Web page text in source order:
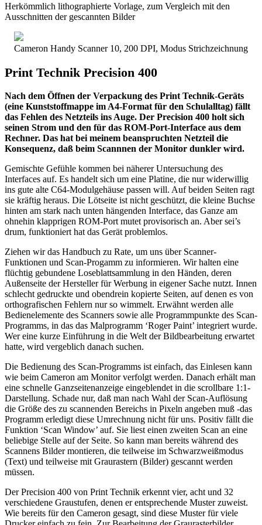
Herkömmlich lithographierte Vorlage, zum Vergleich mit den
Ausschnitten der gescannten Bilder
Cameron Handy Scanner 10, 200 DPI, Modus Strichzeichnung
Print Technik Precision 400
Nach dem Öffnen der Verpackung des Print Technik-Geräts
(eine Kunststoffmappe im A4-Format für den Schulalltag) fällt
das Fehlen des Netzteils ins Auge. Der Precision 400 holt sich
seinen Strom und den für das ROM-Port-Interface aus dem
Rechner. Das hat bei meinem beanspruchten Netzteil die
Konsequenz, daß beim Scannnen der Monitor dunkler wird.
Gemischte Gefühle kommen bei näherer Untersuchung des
Interfaces auf. Es handelt sich um eine Platine, die nur widerwillig
ins gute alte C64-Modulgehäuse passen will. Auf beiden Seiten ragt
sie kräftig heraus. Die Lötseite ist nicht geschützt, die kleine Buchse
hinten am stark nach unten hängenden Interface, das Ganze am
ohnehin klapprigen ROM-Port mutet provisorisch an. Aber sei’s
drum, funktioniert hat das Gerät problemlos.
Ziehen wir das Handbuch zu Rate, um uns über Scanner-
Funktionen und Scan-Progamm zu informieren. Wir halten eine
flüchtig gebundene Loseblattsammlung in den Händen, deren
Außenseite der Hersteller für Werbung in eigener Sache nutzt. Innen
schlecht gedruckte und obendrein kopierte Seiten, auf denen es von
orthografischen Fehlern nur so wimmelt. Erwähnt werden alle
Bedienelemente des Scanners sowie alle Programmpunkte des Scan-
Programms, in das das Malprogramm ‘Roger Paint’ integriert wurde.
Wer eine kurze Einführung in die Welt der Bildbearbeitung erwartet
hatte, wird vergeblich danach suchen.
Die Bedienung des Scan-Programms ist einfach, das Einlesen kann
wie beim Cameron am Monitor verfolgt werden. Danach erhält man
eine schnelle Ganzseitenanzeige eingeblendet in die scrollbare 1:1-
Darstellung. Schade nur, daß man nach Wahl der Scan-Auflösung
die Größe des zu scannenden Bereichs in Pixeln angeben muß -das
Programm erledigt diese Umrechnung nicht für uns. Positiv fällt die
Funktion ‘Scan Window’ auf. Sie liest einen zweiten Scan an eine
beliebige Stelle auf der Seite. So kann man bereits während des
Scannens Bilder montieren, die teilweise im Schwarzweißmodus
(Text) und teilweise mit Graurastern (Bilder) gescannt werden
müssen.
Der Precision 400 von Print Technik erkennt vier, acht und 32
verschiedene Graustufen, denen er entsprechende Muster zuweist.
Wie bereits für den Cameron gesagt, sind diese Muster für viele